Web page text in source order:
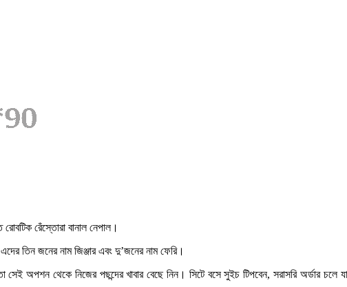
রেঁস্তোরা বানাল নেপাল।
তিন জনের নাম জিঞ্জার এবং দু’জনের নাম ফেরি।
অপশন থেকে নিজের পছন্দের খাবার বেছে নিন। সিটে বসে সুইচ টিপবেন, সরাসরি অর্ডার চলে